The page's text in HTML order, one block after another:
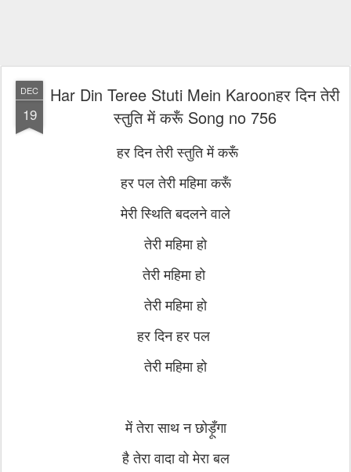
DEC
19
Har Din Teree Stuti Mein Karoonहर दिन तेरी
स्तुति में करूँ Song no 756
हर दिन तेरी स्तुति में करूँ
हर पल तेरी महिमा करूँ
मेरी स्थिति बदलने वाले
तेरी महिमा हो
तेरी महिमा हो
तेरी महिमा हो
हर दिन हर पल
तेरी महिमा हो
में तेरा साथ न छोड़ूँगा
है तेरा वादा वो मेरा बल